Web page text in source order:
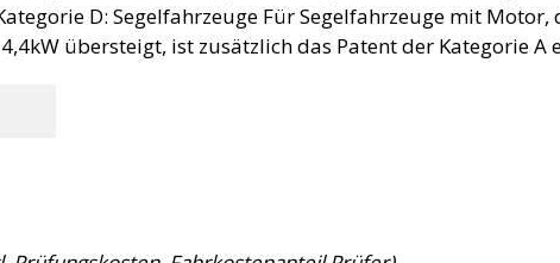
D: Segelfahrzeuge Für Segelfahrzeuge mit Motor,
übersteigt, ist zusätzlich das Patent der Kategorie A